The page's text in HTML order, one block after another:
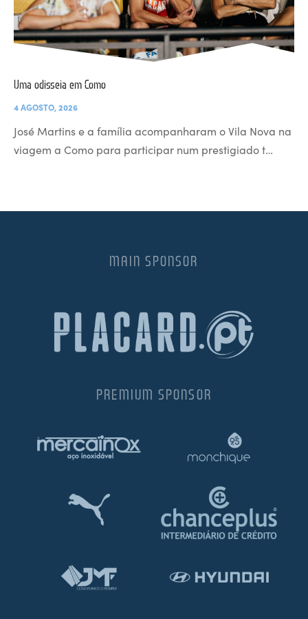
Uma odisseia em Como
4 AGOSTO, 2026
José Martins e a família acompanharam o Vila Nova na
viagem a Como para participar num prestigiado t…
MAIN SPONSOR
PREMIUM SPONSOR